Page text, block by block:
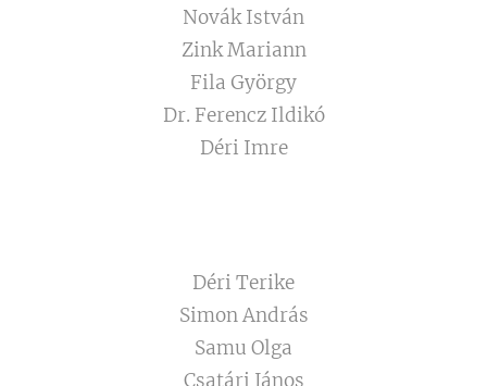
Novák István
Zink Mariann
Fila György
Dr. Ferencz Ildikó
Déri Imre
Déri Terike
Simon András
Samu Olga
Csatári János